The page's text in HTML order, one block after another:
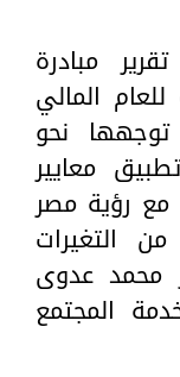
مبادرة
للعام المالي
توجهها نحو
معايير
مع رؤية مصر
من التغيرات
محمد عدوى
المجتمع